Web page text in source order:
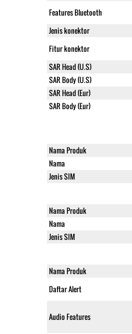
Features Bluetooth
Jenis konektor
Fitur konektor
SAR Head (U.S)
SAR Body (U.S)
SAR Head (Eur)
SAR Body (Eur)
Nama Produk
Nama
Jenis SIM
Nama Produk
Nama
Jenis SIM
Nama Produk
Daftar Alert
Audio Features